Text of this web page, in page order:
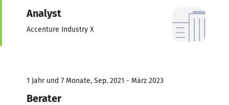
Analyst
Accenture Industry X
1 Jahr und 7 Monate, Sep. 2021 - März 2023
Berater